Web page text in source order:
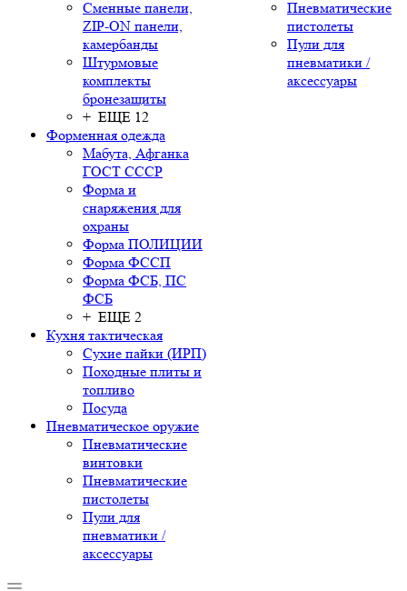
Сменные панели,
ZIP-ON панели,
камербанды
Штурмовые
комплекты
бронезащиты
+ ЕЩЕ 12
Форменная одежда
Мабута, Афганка
ГОСТ СССР
Форма и
снаряжения для
охраны
Форма ПОЛИЦИИ
Форма ФССП
Форма ФСБ, ПС
ФСБ
+ ЕЩЕ 2
Кухня тактическая
Сухие пайки (ИРП)
Походные плиты и
топливо
Посуда
Пневматическое оружие
Пневматические
винтовки
Пневматические
пистолеты
Пули для
пневматики /
аксессуары
Пневматические
пистолеты
Пули для
пневматики /
аксессуары